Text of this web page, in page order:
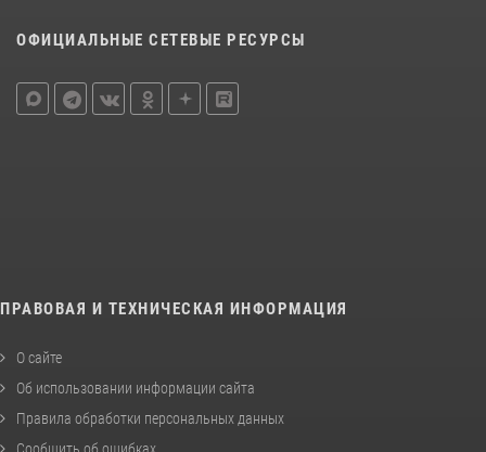
ОФИЦИАЛЬНЫЕ СЕТЕВЫЕ РЕСУРСЫ
ПРАВОВАЯ И ТЕХНИЧЕСКАЯ ИНФОРМАЦИЯ
О сайте
Об использовании информации сайта
Правила обработки персональных данных